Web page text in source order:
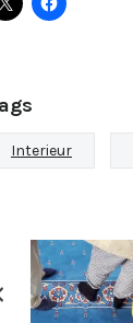
Interieur